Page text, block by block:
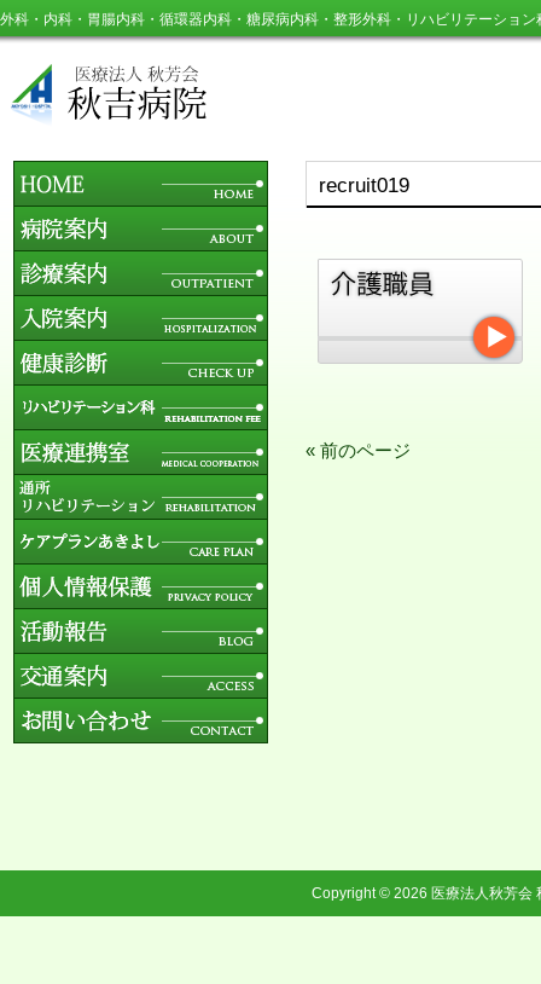
外科・内科・胃腸内科・循環器内科・糖尿病内科・整形外科・リハビリテーション
recruit019
« 前のページ
Copyright © 2026 医療法人秋芳会